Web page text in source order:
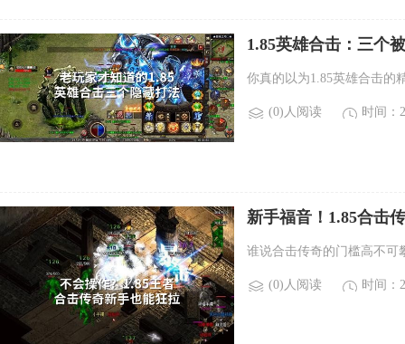
1.85英雄合击：三个
你真的以为1.85英雄合击的
(0)人阅读 时间：
新手福音！1.85合击
谁说合击传奇的门槛高不可
(0)人阅读 时间：